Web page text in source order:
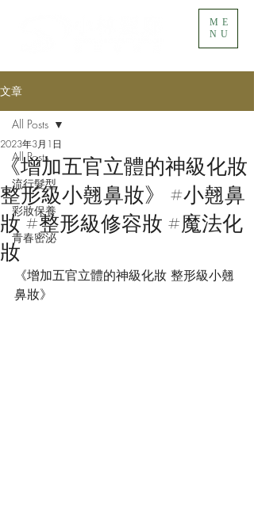
ME
NU
文章
All Posts
流行髮型
彩妝保養
青春密泌
All Posts
《增加五官立體的神級化妝
整形級小翹鼻妝》 #小翹鼻
妝 #整形級修容妝 #魔法化
妝
2023年3月1日
《增加五官立體的神級化妝 整形級小翹
鼻妝》